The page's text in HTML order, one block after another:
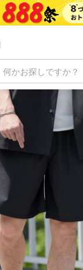
何かお探しですか？